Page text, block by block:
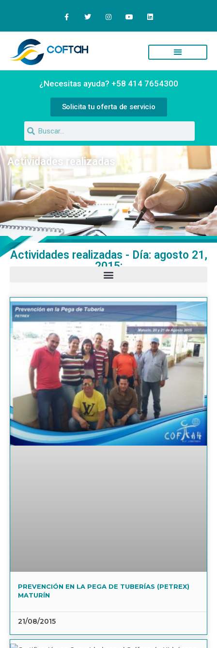
¿Necesitas ayuda? +58 414 7654300
Solicita tu oferta de servicio
Actividades realizadas
Actividades realizadas - Día: agosto 21,
2015:
PREVENCIÓN EN LA PEGA DE TUBERÍAS (PETREX)
MATURÍN
21/08/2015